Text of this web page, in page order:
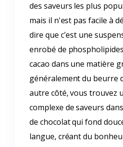
des saveurs les plus
mais il n'est pas facile à
dire que c'est une
enrobé de
cacao dans une matière
généralement du beurre
autre côté, vous trouvez
complexe de saveurs
de chocolat qui fond
langue, créant du